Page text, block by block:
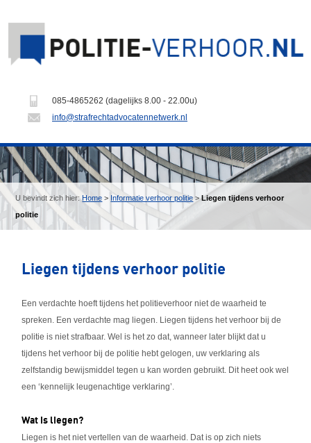
085-4865262 (dagelijks 8.00 - 22.00u)
info@strafrechtadvocatennetwerk.nl
U bevindt zich hier:Home > Informatie verhoor politie>Liegen tijdens verhoor
politie
Liegen tijdens verhoor politie
Een verdachte hoeft tijdens het politieverhoor niet de waarheid te
spreken. Een verdachte mag liegen. Liegen tijdens het verhoor bij de
politie is niet strafbaar. Wel is het zo dat, wanneer later blijkt dat u
tijdens het verhoor bij de politie hebt gelogen, uw verklaring als
zelfstandig bewijsmiddel tegen u kan worden gebruikt. Dit heet ook wel
een ‘kennelijk leugenachtige verklaring’.
Wat is liegen?
Liegen is het niet vertellen van de waarheid. Dat is op zich niets